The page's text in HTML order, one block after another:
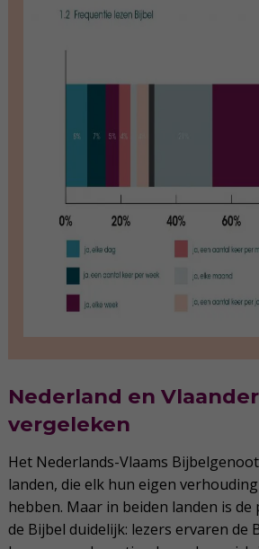
Nederland en
vergeleken
Het Nederlands-Vlaams
landen, die elk hun eigen
hebben. Maar in beiden landen is de
de Bijbel duidelijk: lezers ervaren de